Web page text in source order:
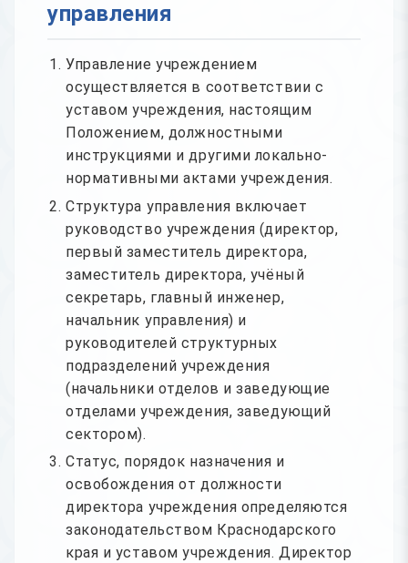
управления
Управление учреждением
осуществляется в соответствии с
уставом учреждения, настоящим
Положением, должностными
инструкциями и другими локально-
нормативными актами учреждения.
Структура управления включает
руководство учреждения (директор,
первый заместитель директора,
заместитель директора, учёный
секретарь, главный инженер,
начальник управления) и
руководителей структурных
подразделений учреждения
(начальники отделов и заведующие
отделами учреждения, заведующий
сектором).
Статус, порядок назначения и
освобождения от должности
директора учреждения определяются
законодательством Краснодарского
края и уставом учреждения. Директор